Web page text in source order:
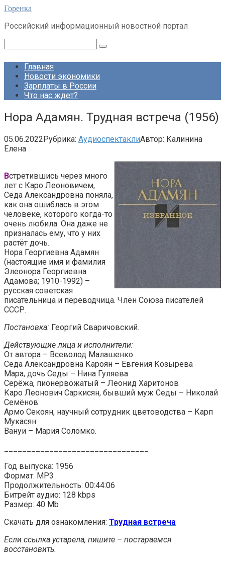
Перейти
контенту
Горенка
Российский информационный новостной портал
Главная
Новости экономики
Зарплаты в России
Что нас ждет?
Нора Адамян. Трудная встреча (1956)
05.06.2022Рубрика: АудиоспектаклиАвтор: Калинина
Елена
Встретившись через много
лет с Каро Леоновичем,
Седа Александровна поняла,
как она ошиблась в этом
человеке, которого когда-то
очень любила. Она даже не
призналась ему, что у них
растёт дочь.
Нора Георгиевна Адамян
(настоящие имя и фамилия
Элеонора Георгиевна
Адамова; 1910-1992) –
русская советская
писательница и переводчица. Член Союза писателей
СССР.
Постановка: Георгий Сваричовский.
Действующие лица и исполнители:
От автора – Всеволод Малашенко
Седа Александровна Кароян – Евгения Козырева
Мара, дочь Седы – Нина Гуляева
Серёжа, пионервожатый – Леонид Харитонов
Каро Леонович Саркисян, бывший муж Седы – Николай
Семёнов
Армо Секоян, научный сотрудник цветоводства – Карп
Мукасян
Вануи – Мария Соломко.
Год выпуска: 1956
Формат: MP3
Продолжительность: 00:44:06
Битрейт аудио: 128 kbps
Размер: 40 Mb
Скачать для ознакомления: Трудная встреча
Если ссылка устарела, пишите – постараемся
восстановить.